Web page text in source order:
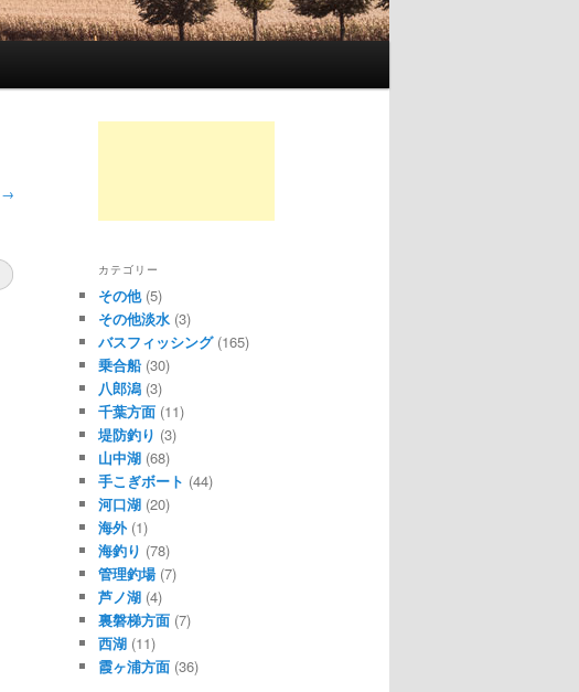
→
カテゴリー
その他(5)
その他淡水 (3)
バスフィッシング(165)
乗合船 (30)
八郎潟 (3)
千葉方面 (11)
堤防釣り (3)
山中湖 (68)
手こぎボート (44)
河口湖 (20)
海外(1)
海釣り (78)
管理釣場(7)
芦ノ湖 (4)
裏磐梯方面 (7)
西湖 (11)
霞ヶ浦方面 (36)